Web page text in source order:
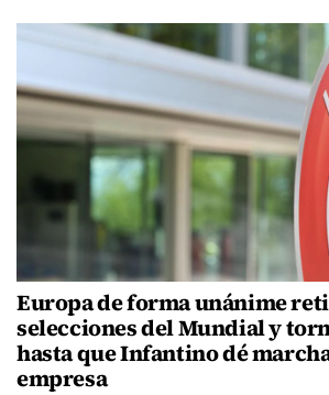
Europa de forma unánime
selecciones del Mundial y
hasta que Infantino dé
empresa